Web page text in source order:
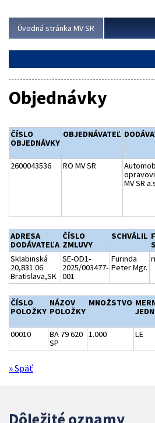
Úvodná stránka MV SR
Objednávky
ČÍSLO
OBJEDNÁVKY
OBJEDNÁVATEĽ
2600043536 RO MV SR
MV SR
ADRESA
DODÁVATEĽA
ČÍSLO
ZMLUVY
SCHVÁLIL
Sklabinská
20,831 06
Bratislava,SK
SE-OD1-
2025/003477-
001
Furinda
Peter Mgr.
ČÍSLO
POLOŽKY
NÁZOV
POLOŽKY
MNOŽSTVO
00010
BA 79 620
SP
1.000 LE
» Späť